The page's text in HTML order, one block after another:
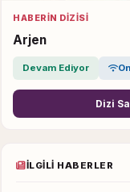
HABERIN DIZISI
Arjen
Devam Ediyor
Dizi
İLGILI HABERLER